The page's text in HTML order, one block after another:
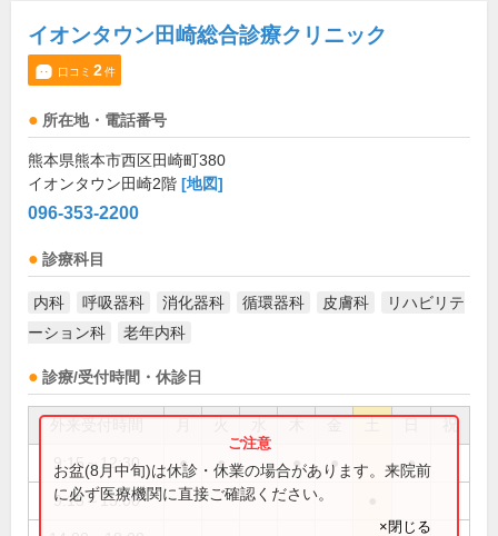
イオンタウン田崎総合診療クリニック
口コミ 2件
所在地・電話番号
熊本県熊本市西区田崎町380
イオンタウン田崎2階 [地図]
096-353-2200
診療科目
内科 呼吸器科 消化器科 循環器科 皮膚科
リハビリテ
ーション科
老年内科
診療/受付時間・休診日
祝
9:15～12:30 ● ● ● ● ●
9:15～15:00
お盆(8月中旬)は休診・休業の場合があります。来院前
に必ず医療機関に直接ご確認ください。
×閉じる